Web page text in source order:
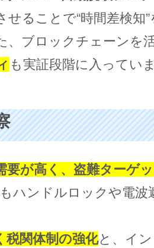
せることで“時間差検知
、ブロックチェーンを
も実証段階に入ってい
要が高く、盗難ターゲ
ハンドルロックや電波
税関体制の強化と、イ